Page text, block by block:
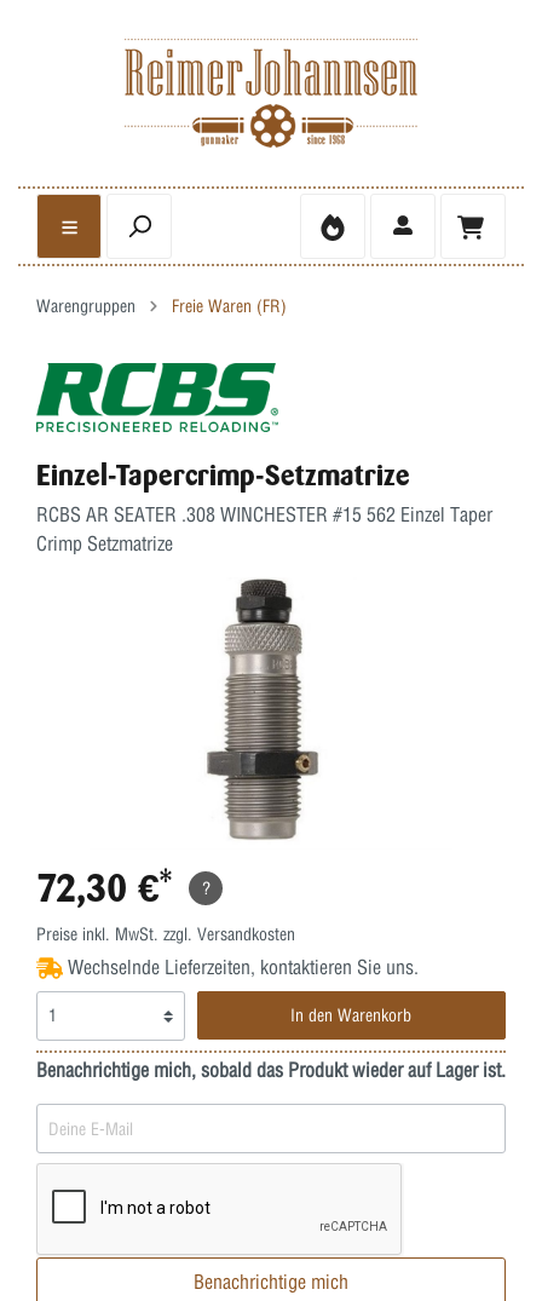
Warengruppen Freie Waren (FR)
Einzel-Tapercrimp-Setzmatrize
RCBS AR SEATER .308 WINCHESTER #15 562 Einzel Taper
Crimp Setzmatrize
72,30 €* ?
Preise inkl. MwSt. zzgl. Versandkosten
Wechselnde Lieferzeiten, kontaktieren Sie uns.
In den Warenkorb
Benachrichtige mich, sobald das Produkt wieder auf Lager ist.
Benachrichtige mich